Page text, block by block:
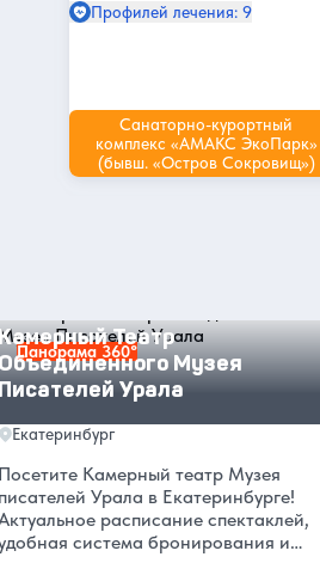
Профилей лечения: 9
Санаторно-курортный
комплекс «АМАКС ЭкоПарк»
(бывш. «Остров Сокровищ»)
Панорама 360°
Театр
Музея
Урала
Екатеринбург
Камерный театр Музея
Урала в Екатеринбурге!
расписание спектаклей,
система бронирования и